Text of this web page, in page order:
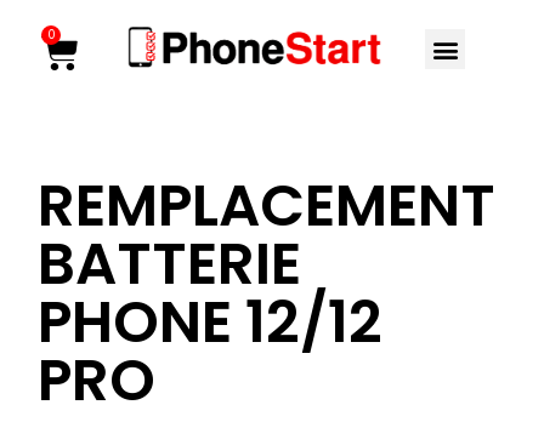
contenu
Menu
0 Cart
REMPLACEMENT
BATTERIE
PHONE 12/12
PRO